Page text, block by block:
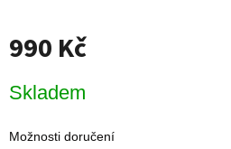
990 Kč
cena:
Skladem
Možnosti doručení